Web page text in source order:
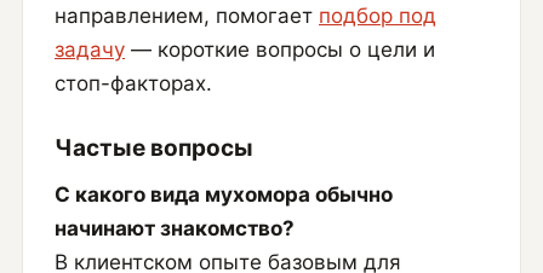
направлением, помогает подбор под
задачу — короткие вопросы о цели и
стоп-факторах.
Частые вопросы
С какого вида мухомора обычно
начинают знакомство?
В клиентском опыте базовым для